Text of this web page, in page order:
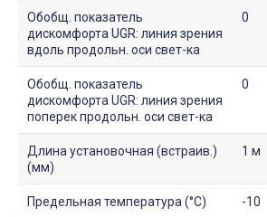
Обобщ. показатель
дискомфорта UGR: линия зрения
вдоль продольн. оси свет-ка
0
Обобщ. показатель
дискомфорта UGR: линия зрения
поперек продольн. оси свет-ка
0
Длина установочная (встраив.)
(мм)
1 м
Предельная температура (°C) -10